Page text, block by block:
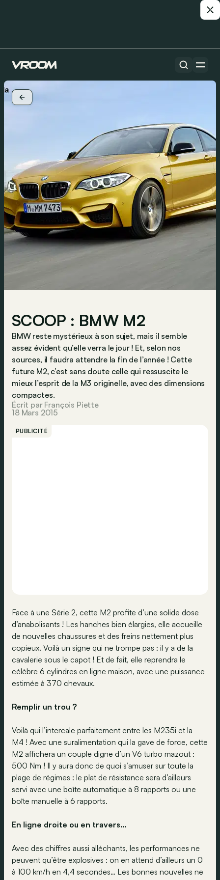
SCOOP : BMW M2
BMW reste mystérieux à son sujet, mais il semble
assez évident qu’elle verra le jour ! Et, selon nos
sources, il faudra attendre la fin de l’année ! Cette
future M2, c’est sans doute celle qui ressuscite le
mieux l’esprit de la M3 originelle, avec des dimensions
compactes.
Écrit par François Piette
18 Mars 2015
PUBLICITÉ
Face à une Série 2, cette M2 profite d’une solide dose
d’anabolisants ! Les hanches bien élargies, elle accueille
de nouvelles chaussures et des freins nettement plus
copieux. Voilà un signe qui ne trompe pas : il y a de la
cavalerie sous le capot ! Et de fait, elle reprendra le
célèbre 6 cylindres en ligne maison, avec une puissance
estimée à 370 chevaux.
Remplir un trou ?
Voilà qui l’intercale parfaitement entre les M235i et la
M4 ! Avec une suralimentation qui la gave de force, cette
M2 affichera un couple digne d’un V6 turbo mazout :
500 Nm ! Il y aura donc de quoi s’amuser sur toute la
plage de régimes : le plat de résistance sera d’ailleurs
servi avec une boîte automatique à 8 rapports ou une
boîte manuelle à 6 rapports.
En ligne droite ou en travers…
Avec des chiffres aussi alléchants, les performances ne
peuvent qu’être explosives : on en attend d’ailleurs un 0
à 100 km/h en 4,4 secondes… Les bonnes nouvelles ne